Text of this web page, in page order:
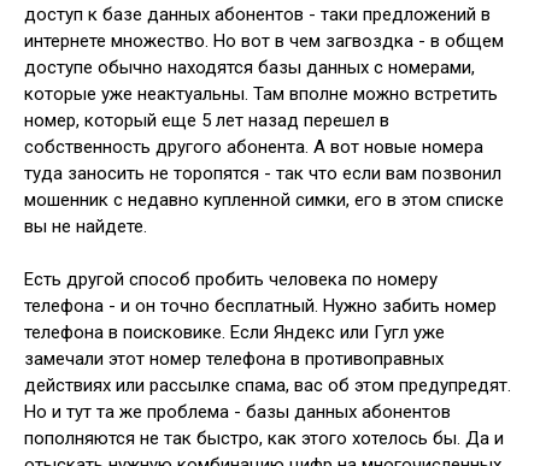
доступ к базе данных абонентов - таки предложений в
интернете множество. Но вот в чем загвоздка - в общем
доступе обычно находятся базы данных с номерами,
которые уже неактуальны. Там вполне можно встретить
номер, который еще 5 лет назад перешел в
собственность другого абонента. А вот новые номера
туда заносить не торопятся - так что если вам позвонил
мошенник с недавно купленной симки, его в этом списке
вы не найдете.
Есть другой способ пробить человека по номеру
телефона - и он точно бесплатный. Нужно забить номер
телефона в поисковике. Если Яндекс или Гугл уже
замечали этот номер телефона в противоправных
действиях или рассылке спама, вас об этом предупредят.
Но и тут та же проблема - базы данных абонентов
пополняются не так быстро, как этого хотелось бы. Да и